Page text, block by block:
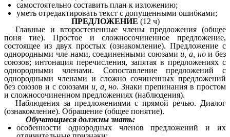
самостоятельно составить план к изложению;
уметь отредактировать текст с допущенными ошибками;
ПРЕДЛОЖЕНИЕ(12 ч)
Главные и второстепенные члены предложения (общее
поня тие). Простое и сложносочиненное предложение,
состоящее из двух простых (ознакомление). Предложение с
однородными чле нами, соединенными союзамии, а, нои без
союзов; интонация перечисления, запятая в предложениях с
однородными членами. Сопоставление предложений с
однородными членами и сложно сочиненных предложений
без союзов и с союзами и, а, но.Знаки препинания в простом
и сложносочиненном предложениях (наблюдения).
Наблюдения за предложениями с прямой речью. Диалог
(ознакомление). Обращение (общее понятие).
Обучающиеся должны знать:
особенности однородных членов предложений и их